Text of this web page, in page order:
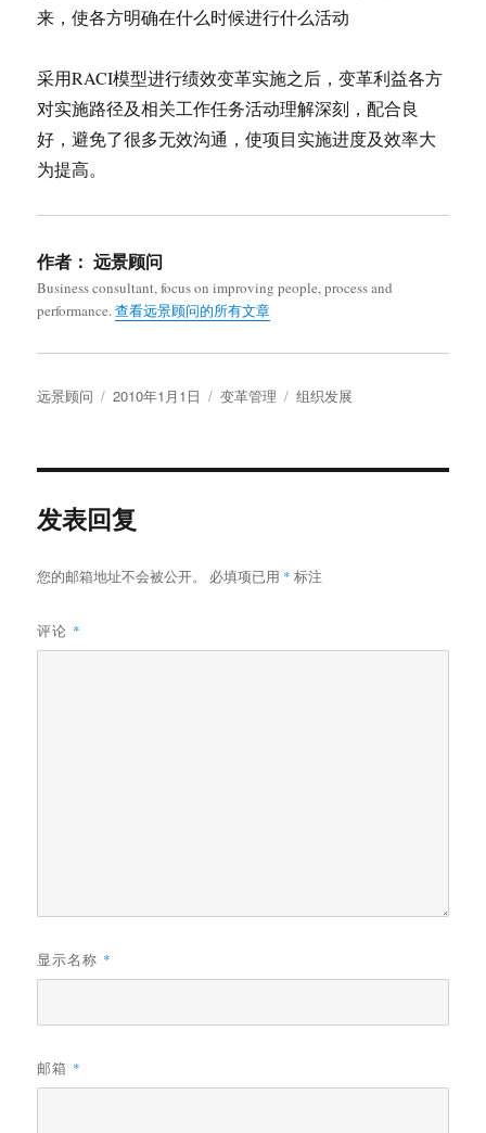
来，使各方明确在什么时候进行什么活动
采用RACI模型进行绩效变革实施之后，变革利益各方
对实施路径及相关工作任务活动理解深刻，配合良
好，避免了很多无效沟通，使项目实施进度及效率大
为提高。
作者： 远景顾问
Business consultant, focus on improving people, process and
performance.查看远景顾问的所有文章
作
远景顾问
发
2010年1月1日
分
变革管理
标
组织发展
发表回复
您的邮箱地址不会被公开。 必填项已用 * 标注
评论 *
显示名称 *
邮箱 *